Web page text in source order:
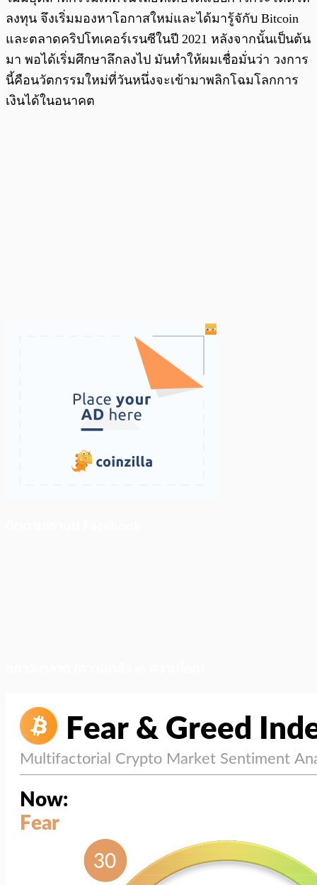
ลงทุน จึงเริ่มมองหาโอกาสใหม่และได้มารู้จักับ Bitcoin
และตลาดคริปโทเคอร์เรนซีในปี 2021 หลังจากนั้นเป็นต้น
มา พอได้เริ่มศึกษาลึกลงไป มันทำให้ผมเชื่อมั่นว่า วงการ
นี้คือนวัตกรรมใหม่ที่วันหนึ่งจะเข้ามาพลิกโฉมโลกการ
เงินได้ในอนาคต